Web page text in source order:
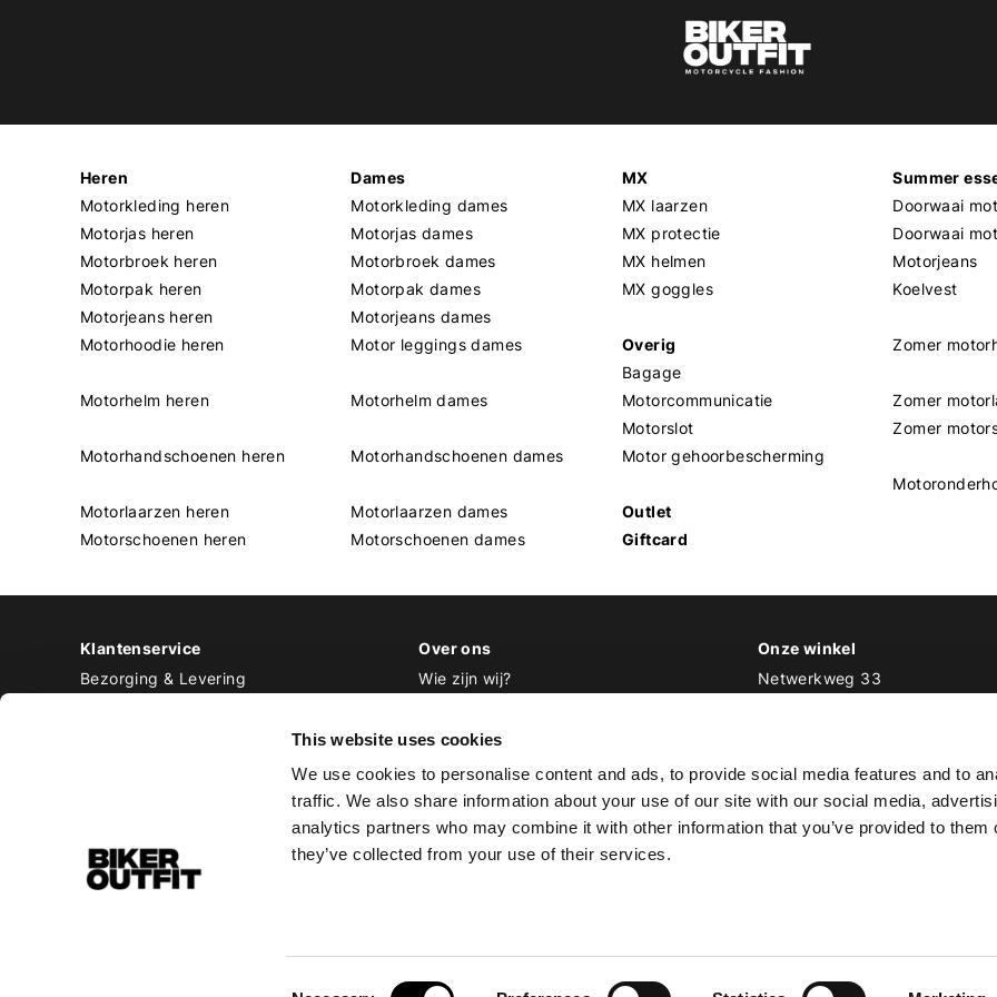
This website uses cookies
We use cookies to personalise content and ads, to provide social media features and to
traffic. We also share information about your use of our site with our social media,
analytics partners who may combine it with other information that you’ve provided to them
they’ve collected from your use of their services.
Heren
Motorkleding heren
Motorjas heren
Motorbroek heren
Motorpak heren
Motorjeans heren
Motorhoodie heren
Motorhelm heren
Motorhandschoenen heren
Motorlaarzen heren
Motorschoenen heren
Dames
Motorkleding dames
Motorjas dames
Motorbroek dames
Motorpak dames
Motorjeans dames
Motor leggings dames
Motorhelm dames
Motorhandschoenen dames
Motorlaarzen dames
Motorschoenen dames
MX
MX laarzen
MX protectie
MX helmen
MX goggles
Overig
Bagage
Motorcommunicatie
Motorslot
Motor gehoorbescherming
Outlet
Giftcard
Summer
Doorwaai
Doorwaai
Motorjeans
Koelvest
Zomer
Zomer
Zomer
Klantenservice
Bezorging & Levering
Privacy Policy
Over ons
Wie zijn wij?
Werken bij Biker Outfit
Onze winkel
Netwerkweg 33
T 020 493 03 67